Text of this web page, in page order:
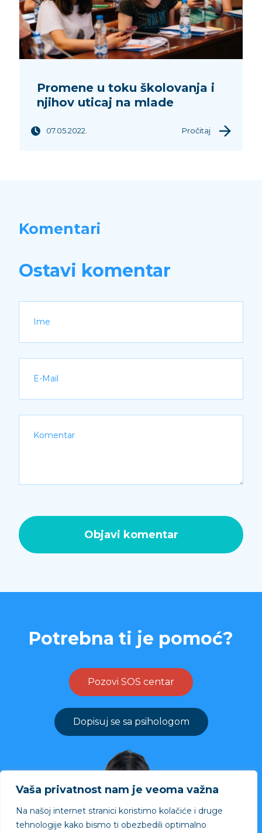
Vaša privatnost nam je veoma važna
Na našoj internet stranici koristimo kolačiće i druge
tehnologije kako bismo ti obezbedili optimalno
Promene u toku školovanja i
njihov uticaj na mlade
07.05.2022. Pročitaj
Komentari
Ostavi komentar
Potrebna ti je pomoć?
Pozovi SOS centar
Dopisuj se sa psihologom